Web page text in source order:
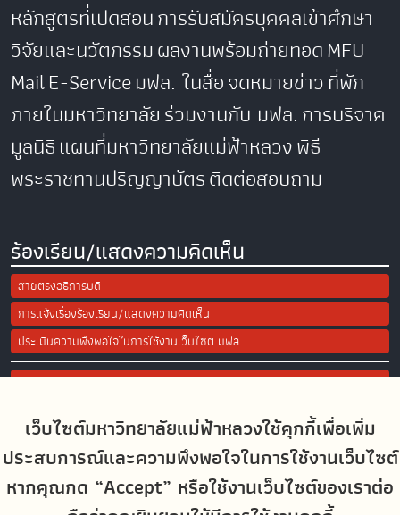
เว็บไซต์มหาวิทยาลัยแม่ฟ้าหลวงใช้คุกกี้เพื่อเพิ่ม
ประสบการณ์และความพึงพอใจในการใช้งานเว็บไซต์
หากคุณกด “Accept” หรือใช้งานเว็บไซต์ของเราต่อ
หลักสูตรที่เปิดสอนการรับสมัครบุคคลเข้าศึกษา
วิจัยและนวัตกรรมผลงานพร้อมถ่ายทอดMFU
MailE-Serviceมฟล. ในสื่อจดหมายข่าวที่พัก
ภายในมหาวิทยาลัยร่วมงานกับ มฟล.การบริจาค
มูลนิธิแผนที่มหาวิทยาลัยแม่ฟ้าหลวงพิธี
พระราชทานปริญญาบัตรติดต่อสอบถาม
ร้องเรียน/แสดงความคิดเห็น
สายตรงอธิการบดี
การแจ้งเรื่องร้องเรียน/แสดงความคิดเห็น
ประเมินความพึงพอใจในการใช้งานเว็บไซต์ มฟล.
Site Map
Social Media